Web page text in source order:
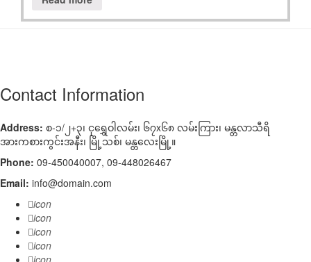
Contact Information
Address: စ-၁/၂+၃၊ ငုရွှေဝါလမ်း၊ ၆၇x၆၈ လမ်းကြား၊ မန္တလာသီရိ
အားကစားကွင်းအနီး၊ မြို့သစ်၊ မန္တလေးမြို့။
Phone: 09-450040007, 09-448026467
Email: info@domain.com
icon
icon
icon
icon
icon